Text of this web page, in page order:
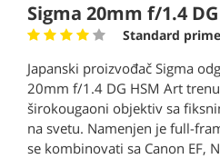
Sigma 20mm f/1.4
Standard prime
Japanski proizvođač Sigma
20mm f/1.4 DG HSM Art
širokougaoni objektiv sa
na svetu. Namenjen je full-
se kombinovati sa Canon EF,